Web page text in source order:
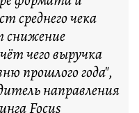
среднего чека
снижение
чего выручка
прошлого года",
направления
Focus